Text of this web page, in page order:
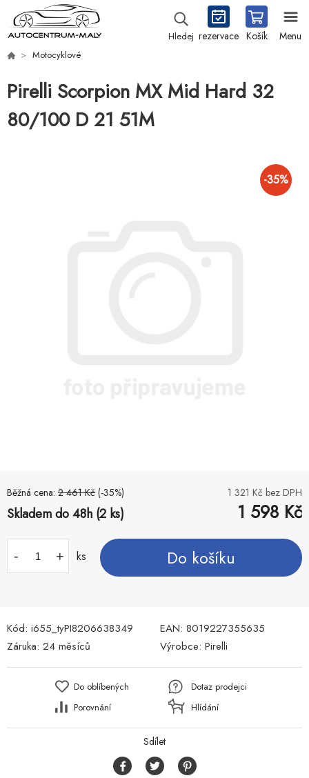
Hledej rezervace Košík Menu
Motocyklové
Pirelli Scorpion MX Mid Hard 32
80/100 D 21 51M
-35%
Běžná cena: 2 461 Kč (-35%) 1 321 Kč bez DPH
Skladem do 48h (2 ks) 1 598 Kč
- + ks Do košíku
Kód: i655_tyPI8206638349 EAN: 8019227355635
Záruka: 24 měsíců Výrobce: Pirelli
Do oblíbených
Porovnání
Dotaz prodejci
Hlídání
Sdílet